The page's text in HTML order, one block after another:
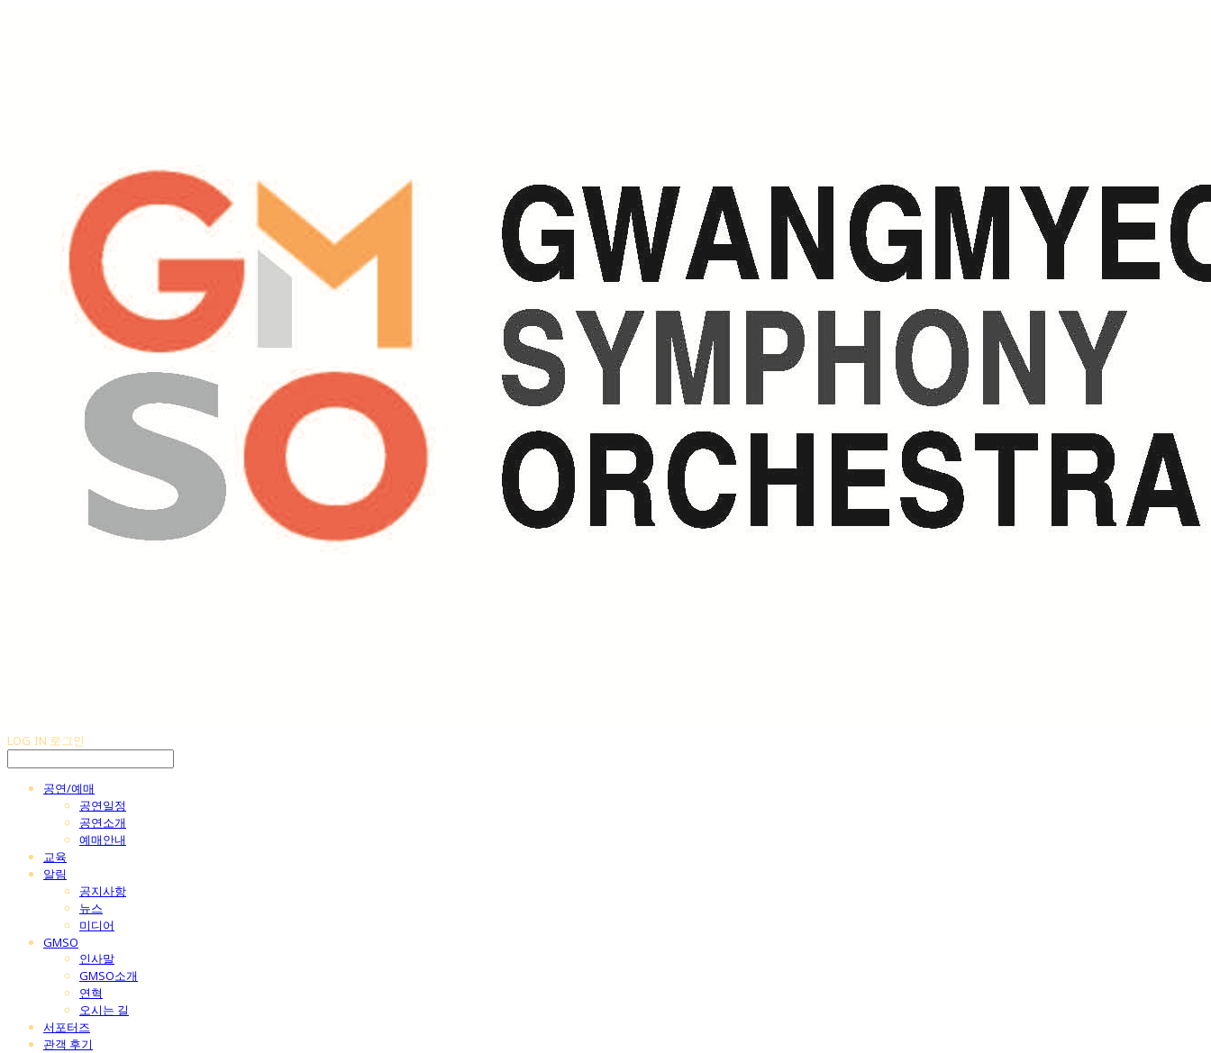
LOG IN 로그인
공연/예매
공연일정
공연소개
예매안내
교육
알림
공지사항
뉴스
미디어
GMSO
인사말
GMSO소개
연혁
오시는 길
서포터즈
관객 후기